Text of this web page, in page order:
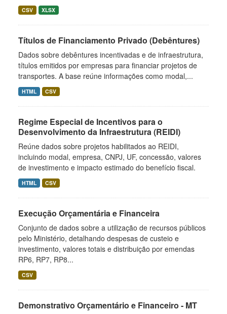
CSV XLSX
Títulos de Financiamento Privado (Debêntures)
Dados sobre debêntures incentivadas e de infraestrutura,
títulos emitidos por empresas para financiar projetos de
transportes. A base reúne informações como modal,...
HTML CSV
Regime Especial de Incentivos para o
Desenvolvimento da Infraestrutura (REIDI)
Reúne dados sobre projetos habilitados ao REIDI,
incluindo modal, empresa, CNPJ, UF, concessão, valores
de investimento e impacto estimado do benefício fiscal.
HTML CSV
Execução Orçamentária e Financeira
Conjunto de dados sobre a utilização de recursos públicos
pelo Ministério, detalhando despesas de custeio e
investimento, valores totais e distribuição por emendas
RP6, RP7, RP8...
CSV
Demonstrativo Orçamentário e Financeiro - MT